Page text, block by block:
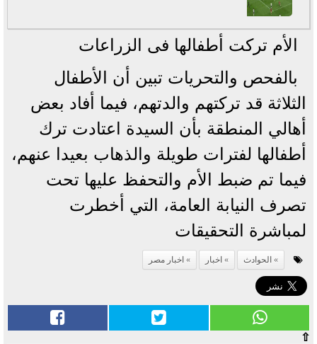
الأم تركت أطفالها فى الزراعات
بالفحص والتحريات تبين أن الأطفال
الثلاثة قد تركتهم والدتهم، فيما أفاد بعض
أهالي المنطقة بأن السيدة اعتادت ترك
أطفالها لفترات طويلة والذهاب بعيدا عنهم،
فيما تم ضبط الأم والتحفظ عليها تحت
تصرف النيابة العامة، التي أخطرت
لمباشرة التحقيقات
الحوادث اخبار اخبار مصر
⇧